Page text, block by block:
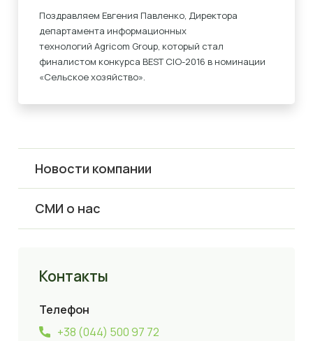
Поздравляем Евгения Павленко, Директора
департамента информационных
технологий Agricom Group, который стал
финалистом конкурса BEST CIO-2016 в номинации
«Сельское хозяйство».
Новости компании
СМИ о нас
Контакты
Телефон
+38 (044) 500 97 72